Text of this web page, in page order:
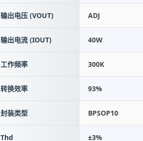
输出电压 (VOUT) ADJ
输出电流 (IOUT) 40W
工作频率 300K
转换效率 93%
封装类型 BPSOP10
Thd ±3%